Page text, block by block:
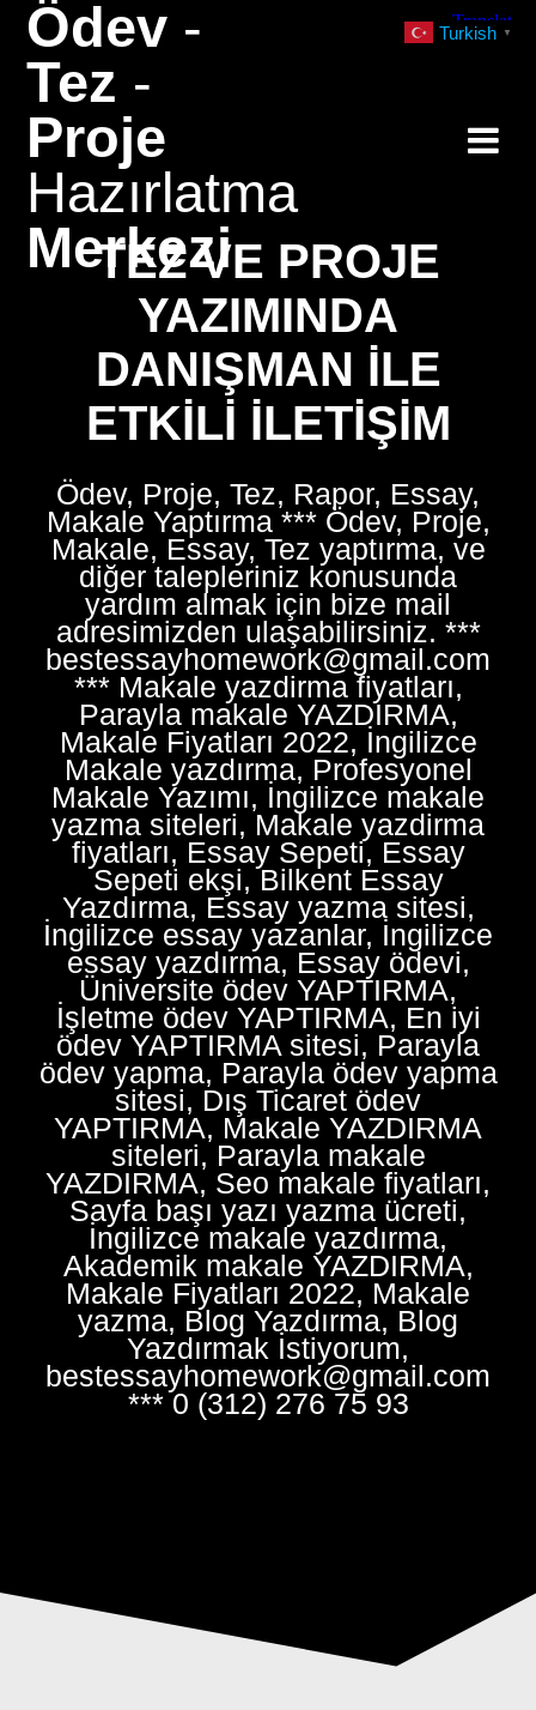
Ödev -
Tez -
Proje
Hazırlatma
Merkezi
TEZ VE PROJE
YAZIMINDA
DANIŞMAN ILE
ETKILI İLETIŞIM
Ödev, Proje, Tez, Rapor, Essay,
Makale Yaptırma *** Ödev, Proje,
Makale, Essay, Tez yaptırma, ve
diğer talepleriniz konusunda
yardım almak için bize mail
adresimizden ulaşabilirsiniz. ***
bestessayhomework@gmail.com
*** Makale yazdirma fiyatları,
Parayla makale YAZDIRMA,
Makale Fiyatları 2022, İngilizce
Makale yazdırma, Profesyonel
Makale Yazımı, İngilizce makale
yazma siteleri, Makale yazdirma
fiyatları, Essay Sepeti, Essay
Sepeti ekşi, Bilkent Essay
Yazdırma, Essay yazma sitesi,
İngilizce essay yazanlar, İngilizce
essay yazdırma, Essay ödevi,
Üniversite ödev YAPTIRMA,
İşletme ödev YAPTIRMA, En iyi
ödev YAPTIRMA sitesi, Parayla
ödev yapma, Parayla ödev yapma
sitesi, Dış Ticaret ödev
YAPTIRMA, Makale YAZDIRMA
siteleri, Parayla makale
YAZDIRMA, Seo makale fiyatları,
Sayfa başı yazı yazma ücreti,
İngilizce makale yazdırma,
Akademik makale YAZDIRMA,
Makale Fiyatları 2022, Makale
yazma, Blog Yazdırma, Blog
Yazdırmak İstiyorum,
bestessayhomework@gmail.com
*** 0 (312) 276 75 93
Turkish ▼